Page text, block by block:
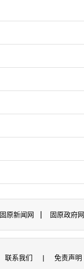
固原新闻网 固原政府网
联系我们 | 免责声明